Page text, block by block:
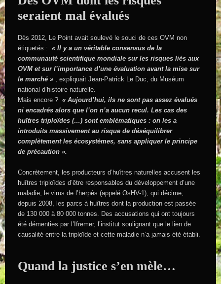
seraient mal évalués
Dès 2012, Le Point avait soulevé le souci de ces OVM non
étiquetés : « Il y a un véritable consensus de la
communauté scientifique mondiale sur les risques liés aux
OVM et sur l’importance d’une évaluation avant la mise sur
le marché »
, expliquait Jean-Patrick Le Duc, du Muséum
national d’histoire naturelle.
Mais encore ? « Aujourd’hui, ils ne sont pas assez évalués
ni encadrés alors que l’on n’a aucun recul. Les cas des
huîtres triploïdes (…) sont emblématiques : on les a
introduits massivement au risque de déséquilibrer
complètement les écosystèmes, sans appliquer le principe
de précaution ».
Concrètement, les producteurs d’huîtres naturelles accusent les
huîtres triploïdes d’être responsables du développement d’une
maladie, le virus de l’herpès (appelé OsHV-1), qui décime,
depuis 2008, les parcs à huîtres dont la production est passée
de 130 000 à 80 000 tonnes. Des accusations qui ont toujours
été démenties par l’Ifremer, l’institut soulignant que le lien de
causalité entre la triploïde et cette maladie n’a jamais été établi.
Quand la justice s’en mèle…